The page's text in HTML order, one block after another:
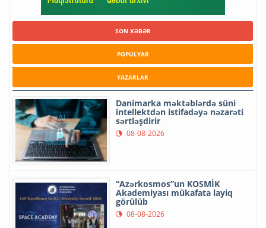
SON XƏBƏR
POPULYAR
YAZARLAR
Danimarka məktəblərdə süni
intellektdən istifadəyə nəzarəti
sərtləşdirir
08-08-2026
“Azərkosmos”un KOSMİK
Akademiyası mükafata layiq
görülüb
08-08-2026